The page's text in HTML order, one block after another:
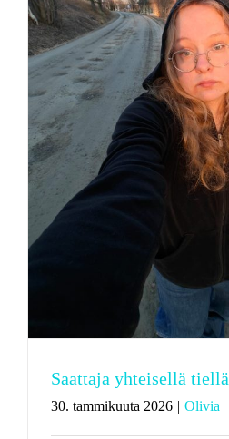
Saattaja yhteisellä tiellä
30. tammikuuta 2026 | Olivia